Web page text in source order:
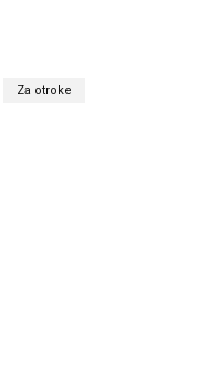
Za otroke